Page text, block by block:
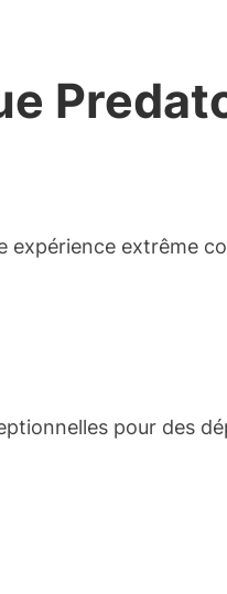
expérience extrême
pour des